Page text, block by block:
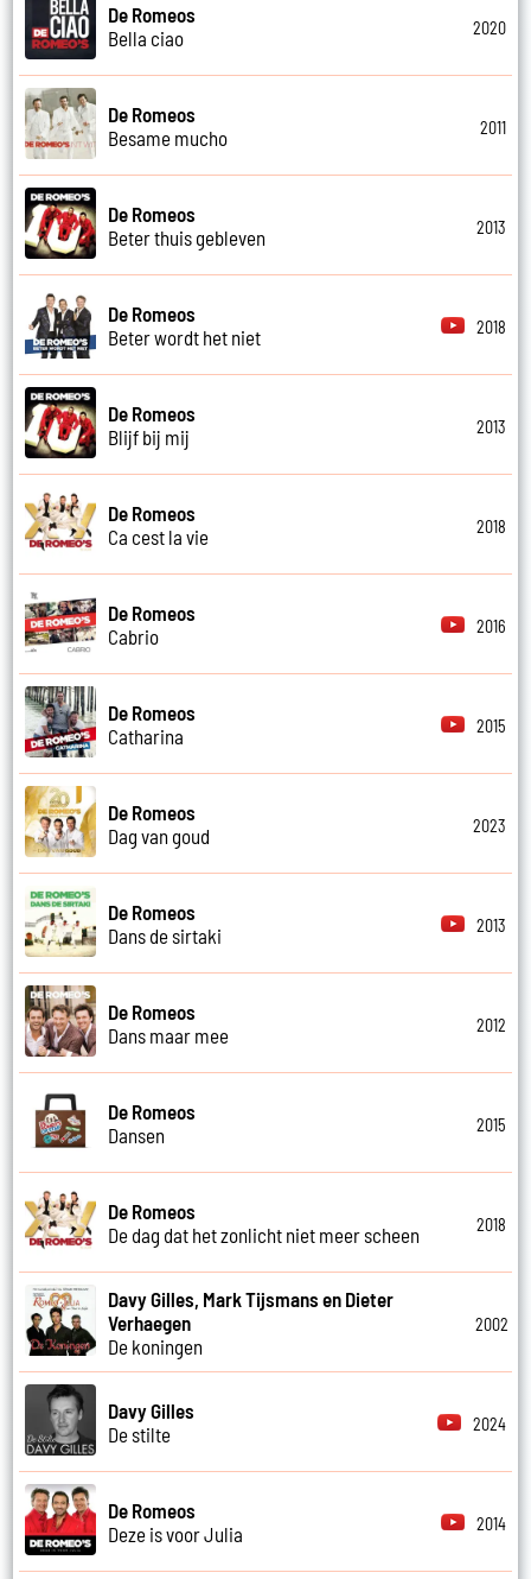
De Romeos
Bella ciao
2020
De Romeos
Besame mucho
2011
De Romeos
Beter thuis gebleven
2013
De Romeos
Beter wordt het niet
2018
De Romeos
Blijf bij mij
2013
De Romeos
Ca cest la vie
2018
De Romeos
Cabrio
2016
De Romeos
Catharina
2015
De Romeos
Dag van goud
2023
De Romeos
Dans de sirtaki
2013
De Romeos
Dans maar mee
2012
De Romeos
Dansen
2015
De Romeos
De dag dat het zonlicht niet meer scheen
2018
Davy Gilles, Mark Tijsmans en Dieter
Verhaegen
De koningen
2002
Davy Gilles
De stilte
2024
De Romeos
Deze is voor Julia
2014